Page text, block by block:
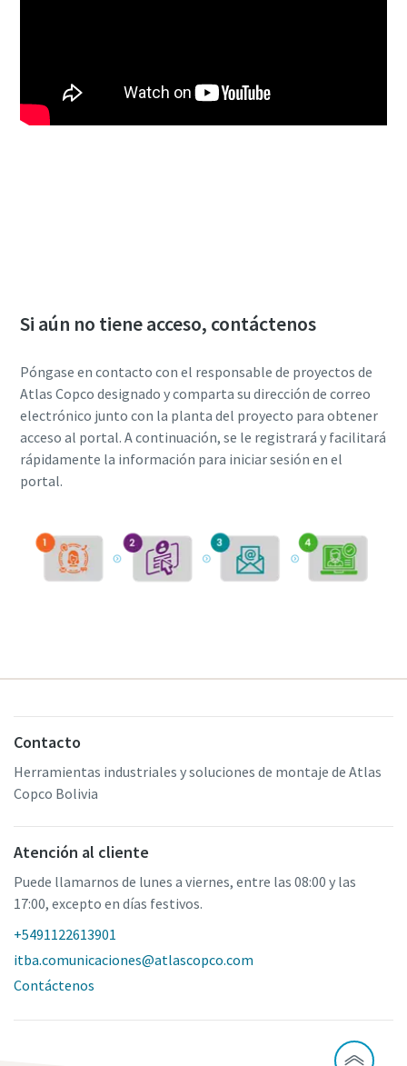
Si aún no tiene acceso, contáctenos
Póngase en contacto con el responsable de proyectos de
Atlas Copco designado y comparta su dirección de correo
electrónico junto con la planta del proyecto para obtener
acceso al portal. A continuación, se le registrará y facilitará
rápidamente la información para iniciar sesión en el
portal.
Contacto
Herramientas industriales y soluciones de montaje de Atlas
Copco Bolivia
Atención al cliente
Puede llamarnos de lunes a viernes, entre las 08:00 y las
17:00, excepto en días festivos.
+5491122613901
itba.comunicaciones@atlascopco.com
Contáctenos